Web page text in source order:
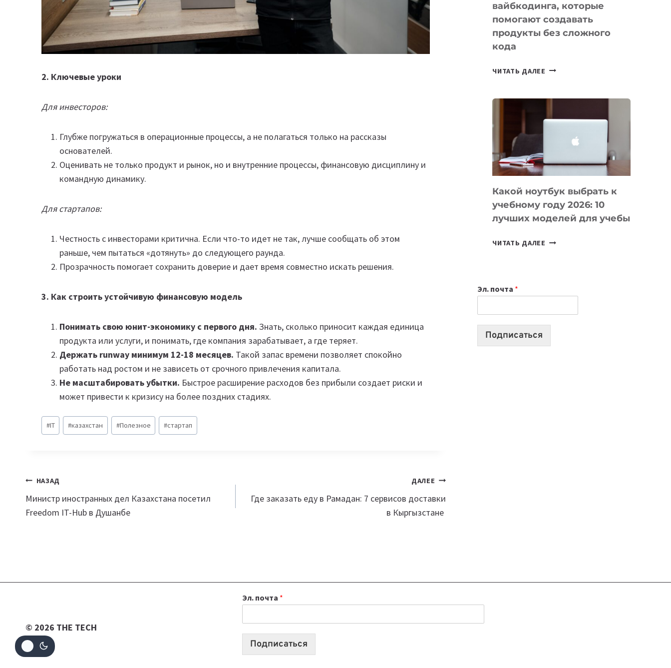
2. Ключевые уроки
Для инвесторов:
Глубже погружаться в операционные процессы, а не полагаться только на рассказы
основателей.
Оценивать не только продукт и рынок, но и внутренние процессы, финансовую дисциплину и
командную динамику.
Для стартапов:
Честность с инвесторами критична. Если что-то идет не так, лучше сообщать об этом
раньше, чем пытаться «дотянуть» до следующего раунда.
Прозрачность помогает сохранить доверие и дает время совместно искать решения.
3. Как строить устойчивую финансовую модель
Понимать свою юнит-экономику с первого дня. Знать, сколько приносит каждая единица
продукта или услуги, и понимать, где компания зарабатывает, а где теряет.
Держать runway минимум 12-18 месяцев. Такой запас времени позволяет спокойно
работать над ростом и не зависеть от срочного привлечения капитала.
Не масштабировать убытки. Быстрое расширение расходов без прибыли создает риски и
может привести к кризису на более поздних стадиях.
Метки
записи:
#IT #казахстан #Полезное #стартап
Навигация
по
НАЗАД
Министр иностранных дел Казахстана посетил
Freedom IT-Hub в Душанбе
ДАЛЕЕ
Где заказать еду в Рамадан: 7 сервисов доставки
в Кыргызстане
вайбкодинга, которые
помогают создавать
продукты без сложного
кода
ЧИТАТЬ ДАЛЕЕ
КОТОРЫЕ
СОЗДАВАТЬ
БЕЗ
КОДА
Какой ноутбук выбрать к
учебному году 2026: 10
лучших моделей для учебы
ЧИТАТЬ ДАЛЕЕ КАКОЙ
2026:
10
Эл. почта *
Подписаться
© 2026 THE TECH
Эл. почта *
Подписаться